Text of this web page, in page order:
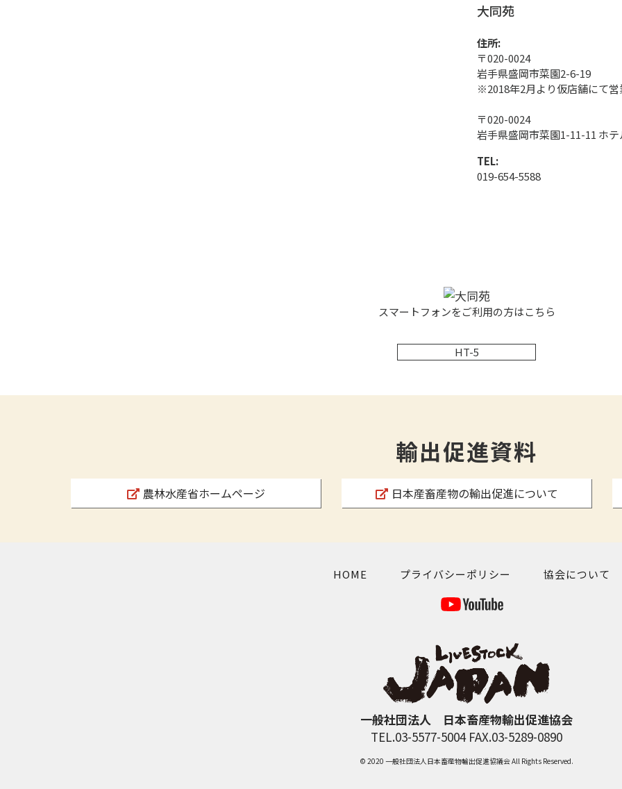
大同苑
住所:
〒020-0024
岩手県盛岡市菜園2-6-19
※2018年2月より仮店舗にて営
〒020-0024
岩手県盛岡市菜園1-11-11 ホ
TEL:
019-654-5588
スマートフォンをご利用の方はこちら
HT-5
輸出促進資料
農林水産省ホームページ 日本産畜産物の輸出促進について
HOME プライバシーポリシー 協会について
一般社団法人 日本畜産物輸出促進協会
TEL.03-5577-5004 FAX.03-5289-0890
© 2020 一般社団法人日本畜産物輸出促進協議会 All Rights Reserved.